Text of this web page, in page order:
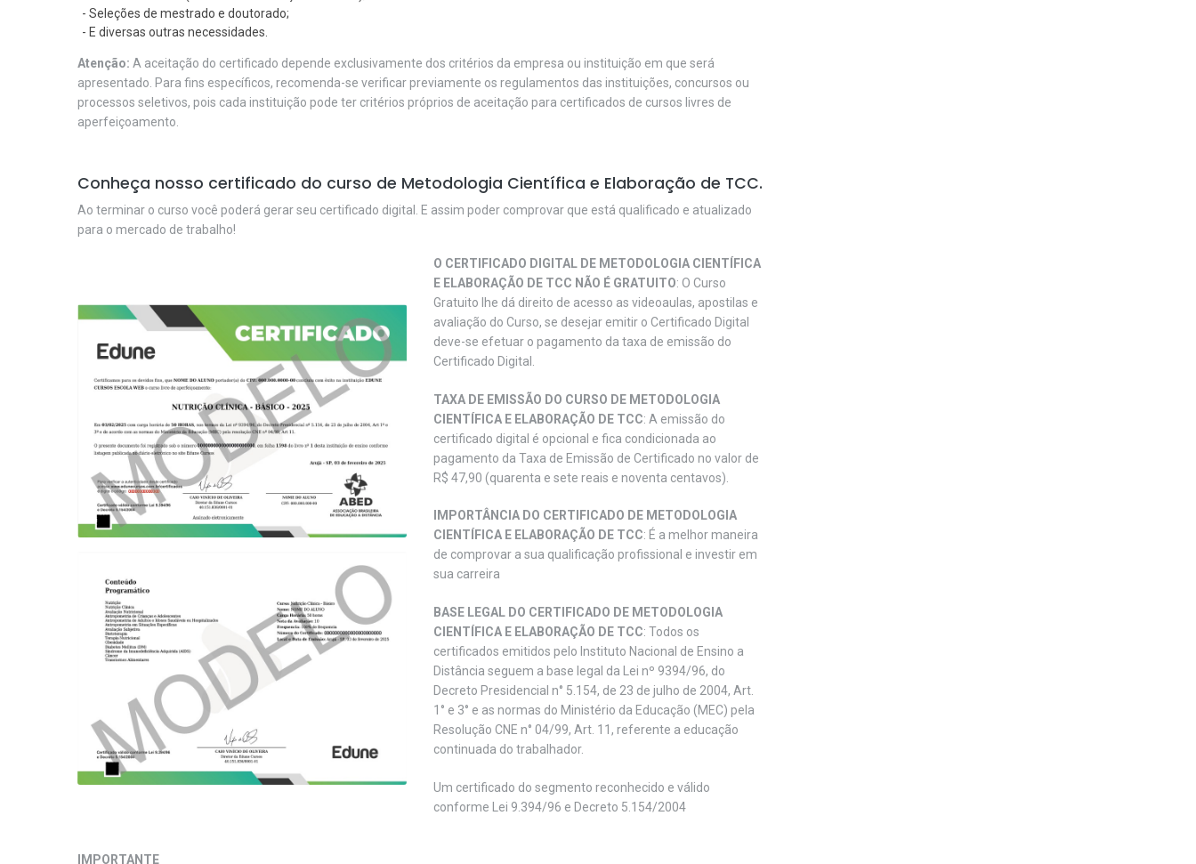
- Seleções de mestrado e doutorado;
- E diversas outras necessidades.
Atenção: A aceitação do certificado depende exclusivamente dos critérios da empresa ou instituição em que será
apresentado. Para fins específicos, recomenda-se verificar previamente os regulamentos das instituições, concursos ou
processos seletivos, pois cada instituição pode ter critérios próprios de aceitação para certificados de cursos livres de
aperfeiçoamento.
Conheça nosso certificado do curso de Metodologia Científica e Elaboração de TCC.
Ao terminar o curso você poderá gerar seu certificado digital. E assim poder comprovar que está qualificado e atualizado
para o mercado de trabalho!
O CERTIFICADO DIGITAL DE METODOLOGIA CIENTÍFICA
E ELABORAÇÃO DE TCC NÃO É GRATUITO: O Curso
Gratuito lhe dá direito de acesso as videoaulas, apostilas e
avaliação do Curso, se desejar emitir o Certificado Digital
deve-se efetuar o pagamento da taxa de emissão do
Certificado Digital.
TAXA DE EMISSÃO DO CURSO DE METODOLOGIA
CIENTÍFICA E ELABORAÇÃO DE TCC: A emissão do
certificado digital é opcional e fica condicionada ao
pagamento da Taxa de Emissão de Certificado no valor de
R$ 47,90 (quarenta e sete reais e noventa centavos).
IMPORTÂNCIA DO CERTIFICADO DE METODOLOGIA
CIENTÍFICA E ELABORAÇÃO DE TCC: É a melhor maneira
de comprovar a sua qualificação profissional e investir em
sua carreira
BASE LEGAL DO CERTIFICADO DE METODOLOGIA
CIENTÍFICA E ELABORAÇÃO DE TCC: Todos os
certificados emitidos pelo Instituto Nacional de Ensino a
Distância seguem a base legal da Lei nº 9394/96, do
Decreto Presidencial n° 5.154, de 23 de julho de 2004, Art.
1° e 3° e as normas do Ministério da Educação (MEC) pela
Resolução CNE n° 04/99, Art. 11, referente a educação
continuada do trabalhador.
Um certificado do segmento reconhecido e válido
conforme Lei 9.394/96 e Decreto 5.154/2004
IMPORTANTE